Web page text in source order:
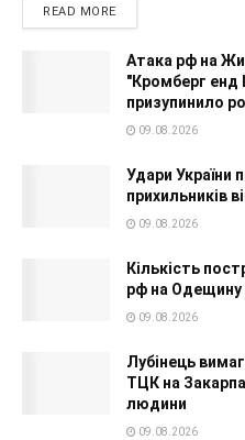
READ MORE
Атака рф на
"Кромберг енд
призупинило
09.08.2026
Удари України
прихильників
09.08.2026
Кількість
рф на Одещину
09.08.2026
Лубінець
ТЦК на
людини
09.08.2026